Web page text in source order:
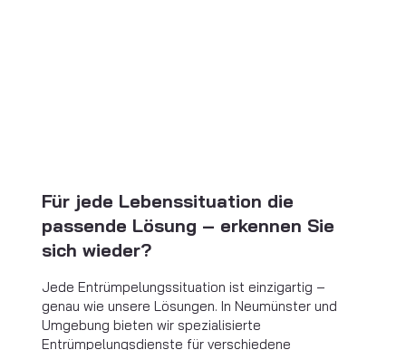
Für jede Lebenssituation die
passende Lösung – erkennen Sie
sich wieder?
Jede Entrümpelungssituation ist einzigartig –
genau wie unsere Lösungen. In Neumünster und
Umgebung bieten wir spezialisierte
Entrümpelungsdienste für verschiedene